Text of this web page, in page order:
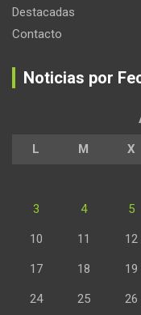
Destacadas
Contacto
Noticias por
L M X
3 4 5
10 11 12
17 18 19
24 25 26